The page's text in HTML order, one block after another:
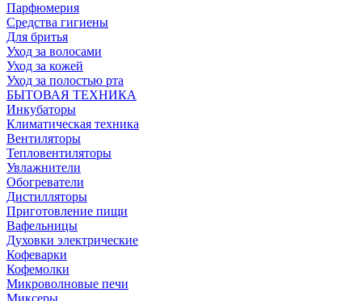
Парфюмерия
Средства гигиены
Для бритья
Уход за волосами
Уход за кожей
Уход за полостью рта
БЫТОВАЯ ТЕХНИКА
Инкубаторы
Климатическая техника
Вентиляторы
Тепловентиляторы
Увлажнители
Обогреватели
Дистилляторы
Приготовление пищи
Вафельницы
Духовки электрические
Кофеварки
Кофемолки
Микроволновые печи
Миксеры